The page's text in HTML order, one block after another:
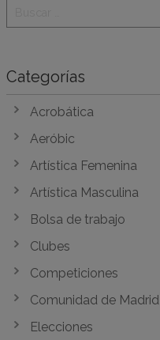
Categorías
Acrobática
Aeróbic
Artística Femenina
Artística Masculina
Bolsa de trabajo
Clubes
Competiciones
Comunidad de Madrid
Elecciones